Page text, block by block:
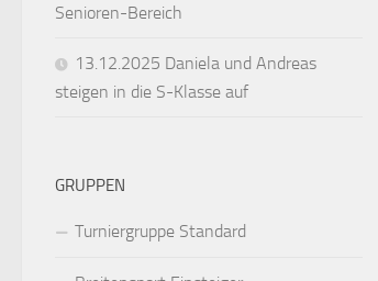
Senioren-Bereich
13.12.2025 Daniela und Andreas
steigen in die S-Klasse auf
GRUPPEN
Turniergruppe Standard